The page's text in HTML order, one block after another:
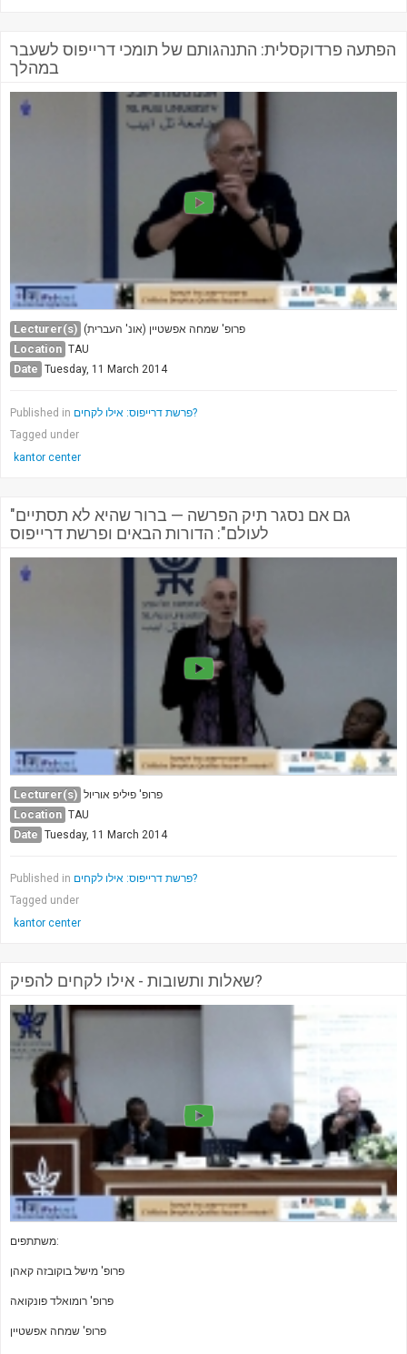
הפתעה פרדוקסלית: התנהגותם של תומכי דרייפוס לשעבר
במהלך
Lecturer(s) פרופ' שמחה אפשטיין (אונ' העברית)
Location TAU
Date Tuesday, 11 March 2014
Published in
פרשת דרייפוס: אילו לקחים?
Tagged under
kantor center
"גם אם נסגר תיק הפרשה — ברור שהיא לא תסתיים
לעולם": הדורות הבאים ופרשת דרייפוס
Lecturer(s) פרופ' פיליפ אוריול
Location TAU
Date Tuesday, 11 March 2014
Published in
פרשת דרייפוס: אילו לקחים?
Tagged under
kantor center
שאלות ותשובות - אילו לקחים להפיק?
משתתפים:
פרופ' מישל בוקובזה קאהן
פרופ' רומואלד פונקואה
פרופ' שמחה אפשטיין